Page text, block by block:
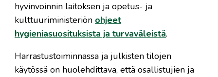
hyvinvoinnin laitoksen ja opetus- ja
kulttuuriministeriön ohjeet
hygieniasuosituksista ja turvaväleistäLinkki
.
Harrastustoiminnassa ja julkisten tilojen
käytössä on huolehdittava, että osallistujien ja